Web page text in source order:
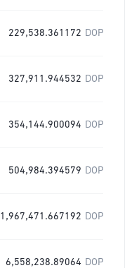
229,538.361172 DOP
327,911.944532 DOP
354,144.900094 DOP
504,984.394579 DOP
1,967,471.667192 DOP
6,558,238.89064 DOP